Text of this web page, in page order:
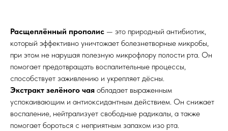
Расщеплённый прополис — это природный антибиотик,
который эффективно уничтожает болезнетворные микробы,
при этом не нарушая полезную микрофлору полости рта. Он
помогает предотвращать воспалительные процессы,
способствует заживлению и укрепляет дёсны.
Экстракт зелёного чая обладает выраженным
успокаивающим и антиоксидантным действием. Он снижает
воспаление, нейтрализует свободные радикалы, а также
помогает бороться с неприятным запахом изо рта.